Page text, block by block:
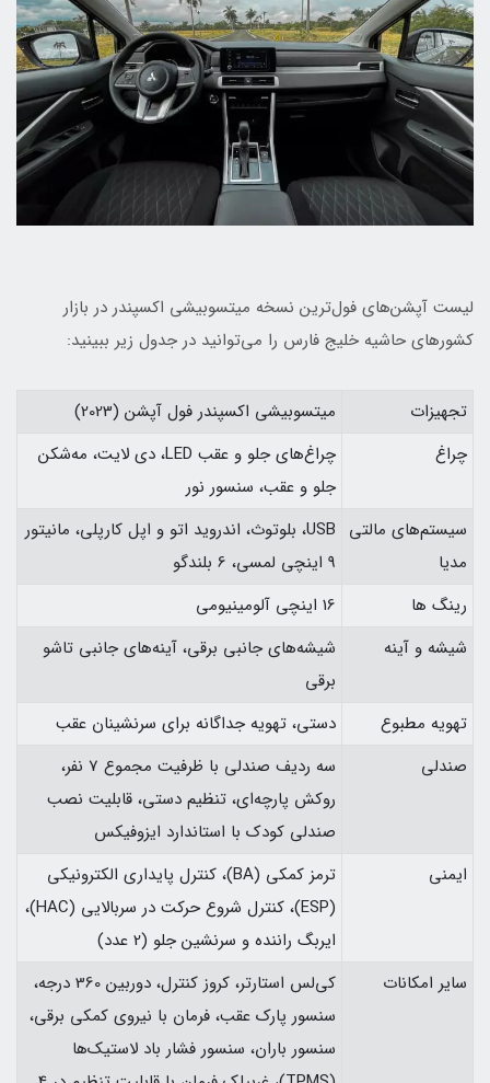
لیست آپشن‌های فول‌ترین نسخه میتسوبیشی اکسپندر در بازار
کشورهای حاشیه خلیج فارس را می‌توانید در جدول زیر ببینید:
تجهیزات
میتسوبیشی اکسپندر فول آپشن (2023)
چراغ
چراغ‌های جلو و عقب LED، دی لایت، مه‌شکن
جلو و عقب، سنسور نور
سیستم‌های مالتی
مدیا
USB، بلوتوث، اندروید اتو و اپل کارپلی، مانیتور
9 اینچی لمسی، 6 بلندگو
رینگ ها
16 اینچی آلومینیومی
شیشه و آینه
شیشه‌های جانبی برقی، آینه‌های جانبی تاشو
برقی
تهویه مطبوع
دستی، تهویه جداگانه برای سرنشینان عقب
صندلی
سه ردیف صندلی با ظرفیت مجموع 7 نفر،
روکش پارچه‌ای، تنظیم دستی، قابلیت نصب
صندلی کودک با استاندارد ایزوفیکس
ایمنی
ترمز کمکی (BA)، کنترل پایداری الکترونیکی
(ESP)، کنترل شروع حرکت در سربالایی (HAC)،
ایربگ راننده و سرنشین جلو (2 عدد)
سایر امکانات
کی‌لس استارتر، کروز کنترل، دوربین 360 درجه،
سنسور پارک عقب، فرمان با نیروی کمکی برقی،
سنسور باران، سنسور فشار باد لاستیک‌ها